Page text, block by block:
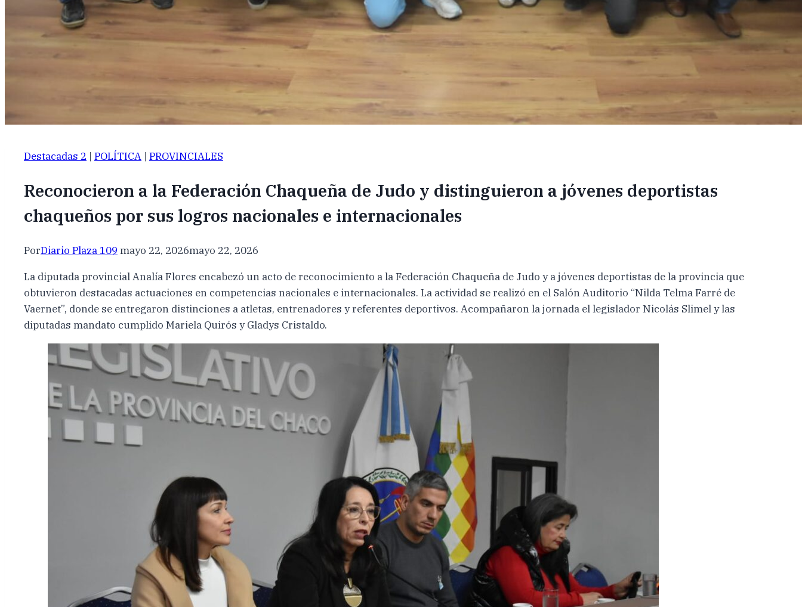
Destacadas 2 | POLÍTICA | PROVINCIALES
Reconocieron a la Federación Chaqueña de Judo y distinguieron a jóvenes deportistas
chaqueños por sus logros nacionales e internacionales
PorDiario Plaza 109 mayo 22, 2026mayo 22, 2026
La diputada provincial Analía Flores encabezó un acto de reconocimiento a la Federación Chaqueña de Judo y a jóvenes deportistas de la provincia que
obtuvieron destacadas actuaciones en competencias nacionales e internacionales. La actividad se realizó en el Salón Auditorio “Nilda Telma Farré de
Vaernet”, donde se entregaron distinciones a atletas, entrenadores y referentes deportivos. Acompañaron la jornada el legislador Nicolás Slimel y las
diputadas mandato cumplido Mariela Quirós y Gladys Cristaldo.